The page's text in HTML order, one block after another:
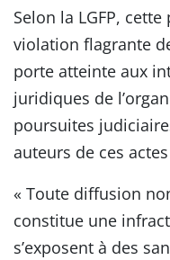
Selon la LGFP,
violation flagrante
porte atteinte aux
juridiques de
poursuites
auteurs de ces
« Toute diffusion
constitue une
s’exposent à des